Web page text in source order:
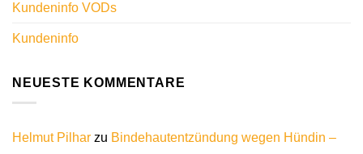
Kundeninfo VODs
Kundeninfo
NEUESTE KOMMENTARE
Helmut Pilhar zu Bindehautentzündung wegen Hündin –